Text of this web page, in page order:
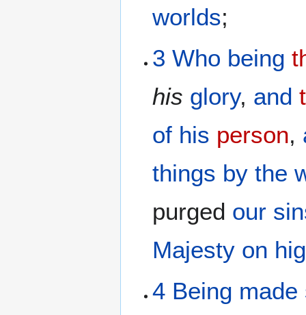
worlds;
3 Who being
his glory, and
of his person,
things by the
purged our
Majesty on
4 Being made